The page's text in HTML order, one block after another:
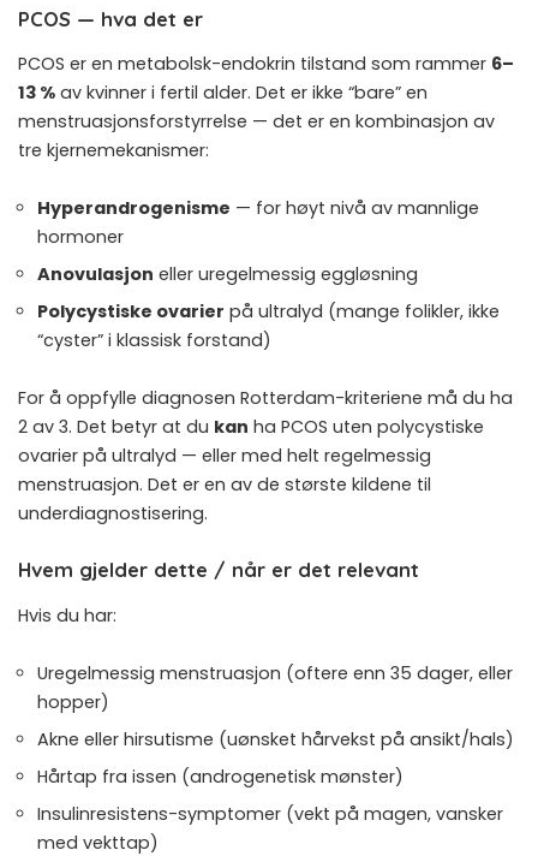
PCOS — hva det er
PCOS er en metabolsk-endokrin tilstand som rammer 6–
13 % av kvinner i fertil alder. Det er ikke “bare” en
menstruasjonsforstyrrelse — det er en kombinasjon av
tre kjernemekanismer:
Hyperandrogenisme — for høyt nivå av mannlige
hormoner
Anovulasjon eller uregelmessig eggløsning
Polycystiske ovarier på ultralyd (mange folikler, ikke
“cyster” i klassisk forstand)
For å oppfylle diagnosen Rotterdam-kriteriene må du ha
2 av 3. Det betyr at du kan ha PCOS uten polycystiske
ovarier på ultralyd — eller med helt regelmessig
menstruasjon. Det er en av de største kildene til
underdiagnostisering.
Hvem gjelder dette / når er det relevant
Hvis du har:
Uregelmessig menstruasjon (oftere enn 35 dager, eller
hopper)
Akne eller hirsutisme (uønsket hårvekst på ansikt/hals)
Hårtap fra issen (androgenetisk mønster)
Insulinresistens-symptomer (vekt på magen, vansker
med vekttap)